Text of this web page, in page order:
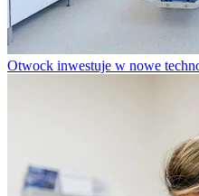
Otwock inwestuje w nowe